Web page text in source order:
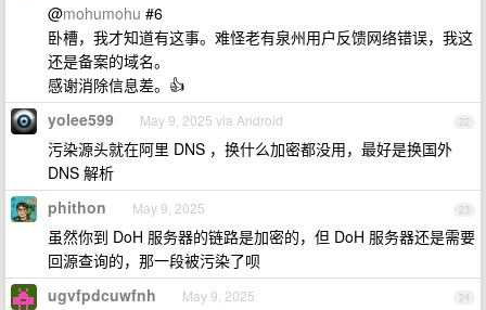
@mohumohu #6
卧槽，我才知道有这事。难怪老有泉州用户反馈网络错误，我这
还是备案的域名。
感谢消除信息差。👍
22
yolee599 May 9, 2025 via Android
污染源头就在阿里 DNS ，换什么加密都没用，最好是换国外
DNS 解析
23
phithon May 9, 2025
虽然你到 DoH 服务器的链路是加密的，但 DoH 服务器还是需要
回源查询的，那一段被污染了呗
24
ugvfpdcuwfnh May 9, 2025